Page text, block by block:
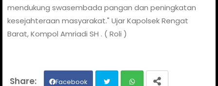
mendukung swasembada pangan dan peningkatan
kesejahteraan masyarakat." Ujar Kapolsek Rengat
Barat, Kompol Amriadi SH . ( Roli )
Facebook